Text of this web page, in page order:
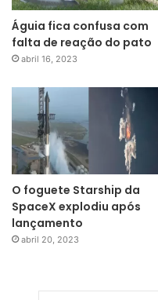
Águia fica confusa com
falta de reação do pato
abril 16, 2023
O foguete Starship da
SpaceX explodiu após
lançamento
abril 20, 2023